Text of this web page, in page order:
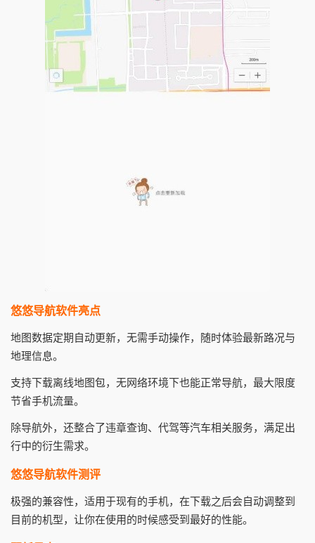
悠悠导航软件亮点
地图数据定期自动更新，无需手动操作，随时体验最新路况与
地理信息。
支持下载离线地图包，无网络环境下也能正常导航，最大限度
节省手机流量。
除导航外，还整合了违章查询、代驾等汽车相关服务，满足出
行中的衍生需求。
悠悠导航软件测评
极强的兼容性，适用于现有的手机，在下载之后会自动调整到
目前的机型，让你在使用的时候感受到最好的性能。